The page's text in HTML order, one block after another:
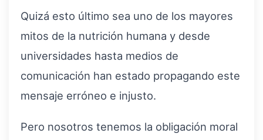
Quizá esto último sea uno de los mayores
mitos de la nutrición humana y desde
universidades hasta medios de
comunicación han estado propagando este
mensaje erróneo e injusto.
Pero nosotros tenemos la obligación moral